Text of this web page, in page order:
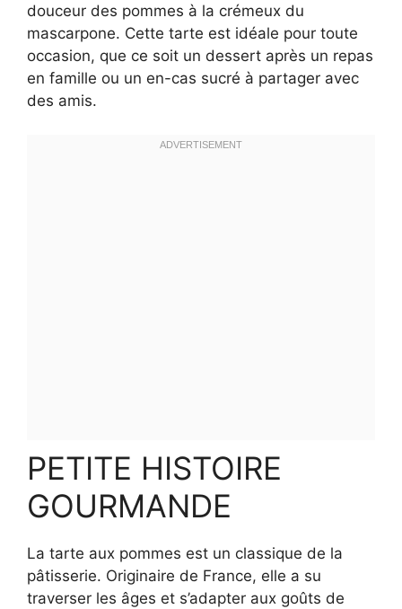
douceur des pommes à la crémeux du
mascarpone. Cette tarte est idéale pour toute
occasion, que ce soit un dessert après un repas
en famille ou un en-cas sucré à partager avec
des amis.
PETITE HISTOIRE
GOURMANDE
La tarte aux pommes est un classique de la
pâtisserie. Originaire de France, elle a su
traverser les âges et s’adapter aux goûts de